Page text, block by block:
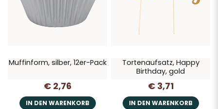
Muffinform, silber, 12er-Pack
€ 2,76
IN DEN WARENKORB
Tortenaufsatz, Happy
Birthday, gold
€ 3,71
IN DEN WARENKORB